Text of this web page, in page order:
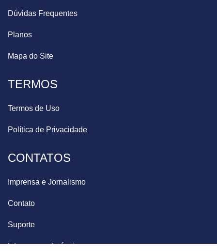
Dúvidas Frequentes
Planos
Mapa do Site
TERMOS
Termos de Uso
Política de Privacidade
CONTATOS
Imprensa e Jornalismo
Contato
Suporte
Integre seus Imóveis